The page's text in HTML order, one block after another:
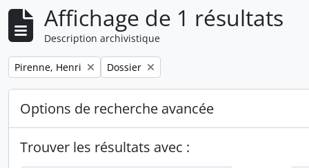
Affichage de 1 résultats
Description archivistique
Remove filter:
Pirenne, Henri Remove filter:
Dossier
Options de recherche avancée
Trouver les résultats avec :